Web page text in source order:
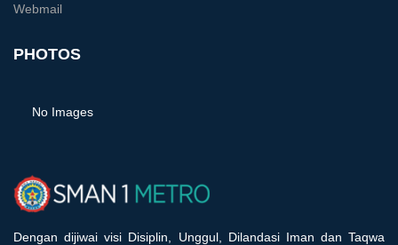
Webmail
PHOTOS
No Images
Dengan dijiwai visi Disiplin, Unggul, Dilandasi Iman dan Taqwa